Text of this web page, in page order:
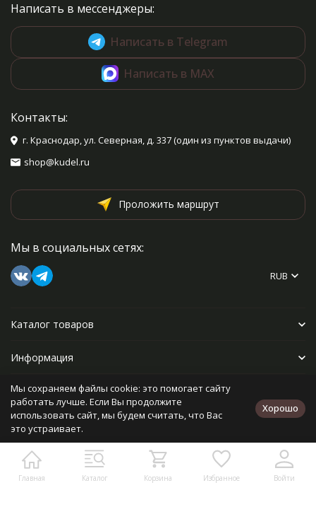
Главная Каталог Корзина Избранное Войти
Написать в мессенджеры:
Написать в Telegram
Написать в MAX
Контакты:
г. Краснодар, ул. Северная, д. 337 (один из пунктов выдачи)
shop@kudel.ru
Проложить маршрут
Мы в социальных сетях:
RUB
Каталог товаров
Информация
Прочее
Политика персональных данных
Разработано в
bodysite.ru
Мы сохраняем файлы cookie: это помогает сайту
работать лучше. Если Вы продолжите
использовать сайт, мы будем считать, что Вас
это устраивает.
Хорошо